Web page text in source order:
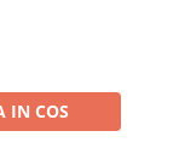
IN COS